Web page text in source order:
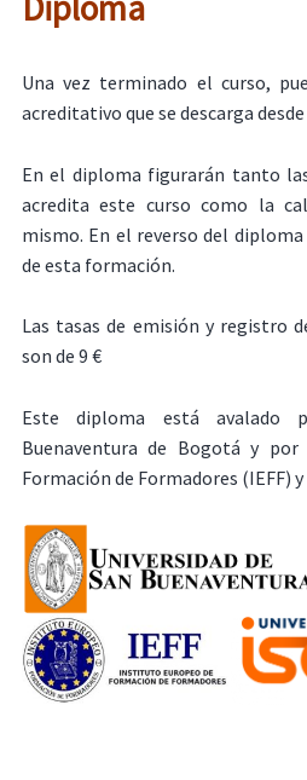
Una vez terminado el curso,
acreditativo que se descarga
En el diploma figurarán tanto
acredita este curso como la
mismo. En el reverso del
de esta formación.
Las tasas de emisión y registro
son de 9 €
Este diploma está avalado
Buenaventura de Bogotá y
Formación de Formadores (IEFF) y